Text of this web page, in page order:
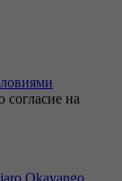
на
Okavango